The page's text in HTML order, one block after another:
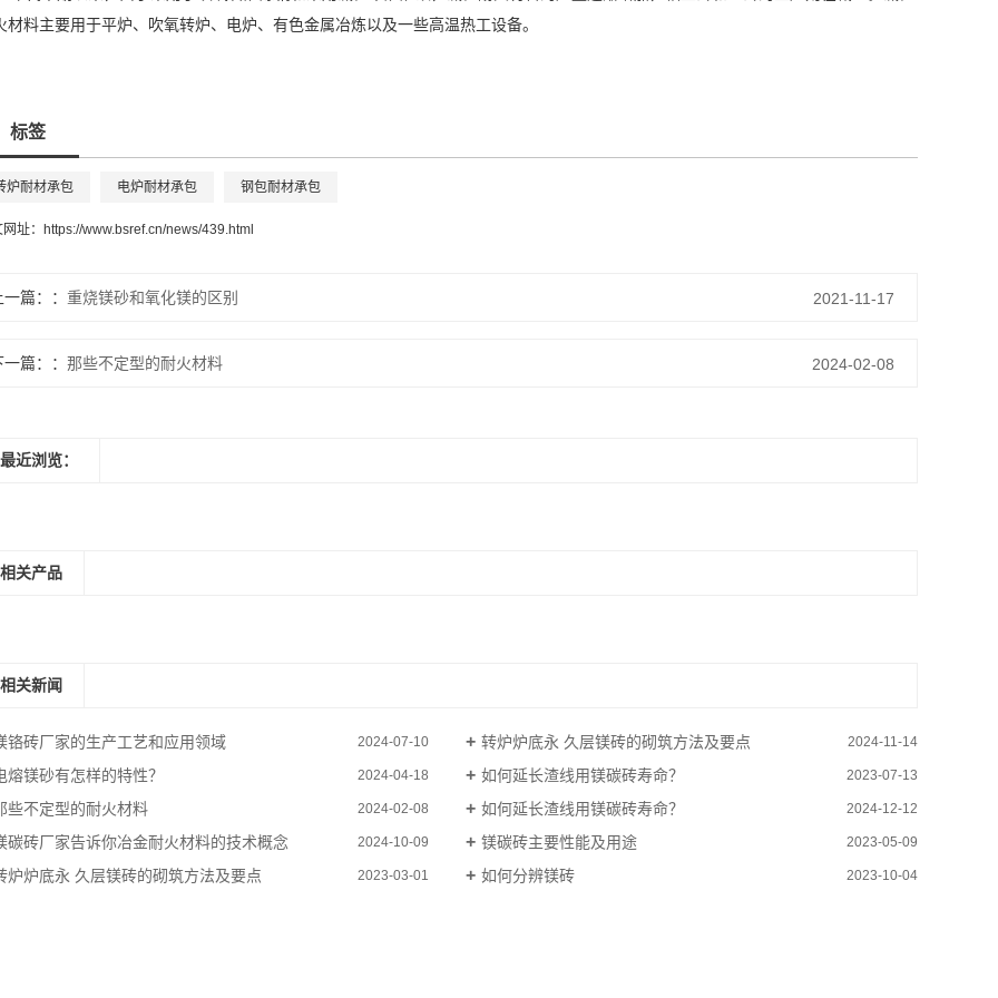
材料主要用于平炉、吹氧转炉、电炉、有色金属冶炼以及一些高温热工设备。
标签
炉耐材承包 电炉耐材承包 钢包耐材承包
址： https://www.bsref.cn/news/439.html
篇： 重烧镁砂和氧化镁的区别 2021-11-17
篇： 那些不定型的耐火材料 2024-02-08
最近浏览：
相关产品
相关新闻
铬砖厂家的生产工艺和应用领域 2024-07-10 转炉炉底永 久层镁砖的砌筑方法及要点 2024-11-14
熔镁砂有怎样的特性？ 2024-04-18 如何延长渣线用镁碳砖寿命？ 2023-07-13
些不定型的耐火材料 2024-02-08 如何延长渣线用镁碳砖寿命？ 2024-12-12
碳砖厂家告诉你冶金耐火材料的技术概念 2024-10-09 镁碳砖主要性能及用途 2023-05-09
炉炉底永 久层镁砖的砌筑方法及要点 2023-03-01 如何分辨镁砖 2023-10-04